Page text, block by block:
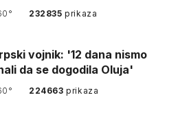
232835prikaza
vojnik: '12 dana nismo
da se dogodila Oluja'
224663prikaza